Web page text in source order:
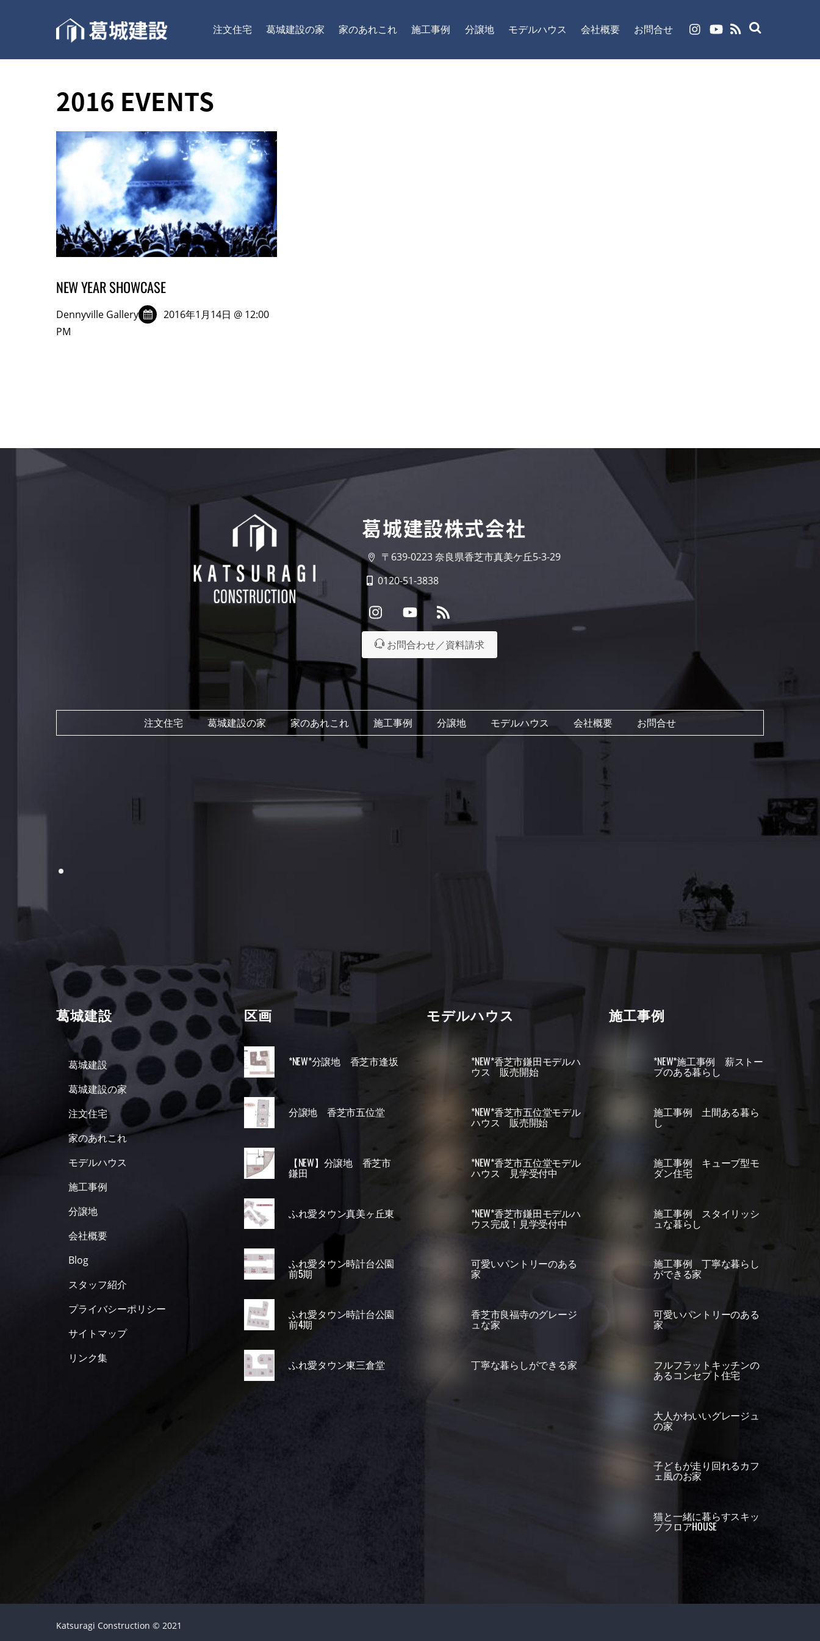
RSS
注文住宅 葛城建設の家 家のあれこれ 施工事例 分譲地 モデルハウス 会社概要 お問合せ
2016 EVENTS
NEW YEAR SHOWCASE
Dennyville Gallery
2016年1月14日 @ 12:00
PM
葛城建設株式会社
〒639-0223 奈良県香芝市真美ケ丘5-3-29
0120-51-3838
InstagramYouTube
RSS
お問合わせ／資料請求
注文住宅 葛城建設の家 家のあれこれ 施工事例 分譲地 モデルハウス 会社概要 お問合せ
葛城建設
葛城建設
葛城建設の家
注文住宅
家のあれこれ
モデルハウス
施工事例
分譲地
会社概要
Blog
スタッフ紹介
プライバシーポリシー
サイトマップ
リンク集
区画
*NEW*分譲地 香芝市逢坂
分譲地 香芝市五位堂
【NEW】分譲地 香芝市
鎌田
ふれ愛タウン真美ヶ丘東
ふれ愛タウン時計台公園
前5期
ふれ愛タウン時計台公園
前4期
ふれ愛タウン東三倉堂
モデルハウス
*NEW*香芝市鎌田モデルハ
ウス 販売開始
*NEW*香芝市五位堂モデル
ハウス 販売開始
*NEW*香芝市五位堂モデル
ハウス 見学受付中
*NEW*香芝市鎌田モデルハ
ウス完成！見学受付中
可愛いパントリーのある
家
香芝市良福寺のグレージ
ュな家
丁寧な暮らしができる家
施工事例
*NEW*施工事例 薪ストー
ブのある暮らし
施工事例 土間ある暮ら
し
施工事例 キューブ型モ
ダン住宅
施工事例 スタイリッシ
ュな暮らし
施工事例 丁寧な暮らし
ができる家
可愛いパントリーのある
家
フルフラットキッチンの
あるコンセプト住宅
大人かわいいグレージュ
の家
子どもが走り回れるカフ
ェ風のお家
猫と一緒に暮らすスキッ
プフロアHOUSE
Katsuragi Construction © 2021